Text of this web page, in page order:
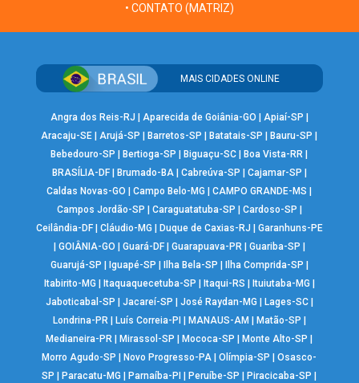
• CONTATO (MATRIZ)
MAIS CIDADES ONLINE
Angra dos Reis-RJ Aparecida de Goiânia-GO Apiaí-SP
Aracaju-SE |Arujá-SP Barretos-SP Batatais-SP Bauru-SP
Bebedouro-SP
Bertioga-SP Biguaçu-SC Boa Vista-RR
BRASÍLIA-DF| Brumado-BA| Cabreúva-SP Cajamar-SP
Caldas Novas-GO
|Campo Belo-MG |CAMPO GRANDE-MS
Campos Jordão-SP
Caraguatatuba-SP Cardoso-SP
Ceilândia-DF| Cláudio-MG Duque de Caxias-RJ
Garanhuns-PE
GOIÂNIA-GO Guará-DF| Guarapuava-PR| Guariba-SP
Guarujá-SP
Iguapé-SP Ilha Bela-SP Ilha Comprida-SP
Itabirito-MG
Itaquaquecetuba-SP Itaqui-RS Ituiutaba-MG
Jaboticabal-SP
Jacareí-SP José Raydan-MG Lages-SC|
Londrina-PR| Luís Correia-PI MANAUS-AM Matão-SP
Medianeira-PR
Mirassol-SP Mococa-SP Monte Alto-SP
Morro Agudo-SP
Novo Progresso-PA |Olímpia-SP |Osasco-
SP
Paracatu-MG Parnaíba-PI Peruíbe-SP Piracicaba-SP